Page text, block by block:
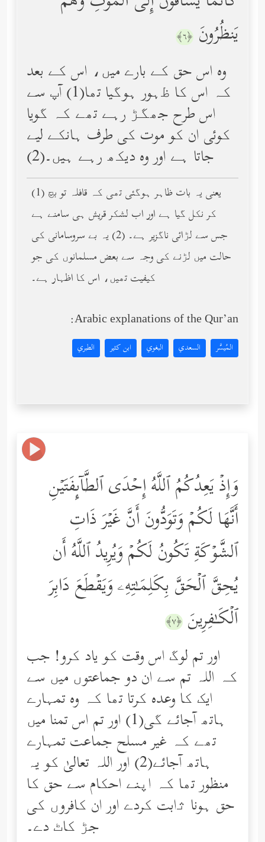
یَنظُرُونَ ﴿٦﴾
وه اس حق کے بارے میں، اس کے بعد
کہ اس کا ﻇہور ہوگیا تھا(1) آپ سے
اس طرح جھگڑ رہے تھے کہ گویا
کوئی ان کو موت کی طرف ہانکے لیے
جاتا ہے اور وه دیکھ رہے ہیں۔(2)
(1) یعنی یہ بات ظاہر ہوگئی تھی کہ قافلہ تو بچ
کر نکل گیا ہے اور اب لشکر قریش ہی سامنے ہے
جس سے لڑائی ناگزیر ہے۔ (2) یہ بے سروسامانی کی
حالت میں لڑنے کی وجہ سے بعض مسلمانوں کی جو
کیفیت تھیں، اس کا اظہار ہے۔
Arabic explanations of the Qur’an:
المُيسَّر السعدي البغوي ابن كثير الطبري
وَإِذۡ یَعِدُكُمُ ٱللَّهُ إِحۡدَى ٱلطَّاۤىِٕفَتَیۡنِ
أَنَّهَا لَكُمۡ وَتَوَدُّونَ أَنَّ غَیۡرَ ذَاتِ
ٱلشَّوۡكَةِ تَكُونُ لَكُمۡ وَیُرِیدُ ٱللَّهُ أَن
یُحِقَّ ٱلۡحَقَّ بِكَلِمَـٰتِهِۦ وَیَقۡطَعَ دَابِرَ
ٱلۡكَـٰفِرِینَ ﴿٧﴾
اور تم لوگ اس وقت کو یاد کرو! جب
کہ اللہ تم سے ان دو جماعتوں میں سے
ایک کا وعده کرتا تھا کہ وه تمہارے
ہاتھ آجائے گی(1) اور تم اس تمنا میں
تھے کہ غیر مسلح جماعت تمہارے
ہاتھ آجائے(2) اور اللہ تعالیٰ کو یہ
منظور تھا کہ اپنے احکام سے حق کا
حق ہونا ﺛابت کردے اور ان کافروں کی
جڑ کاٹ دے۔